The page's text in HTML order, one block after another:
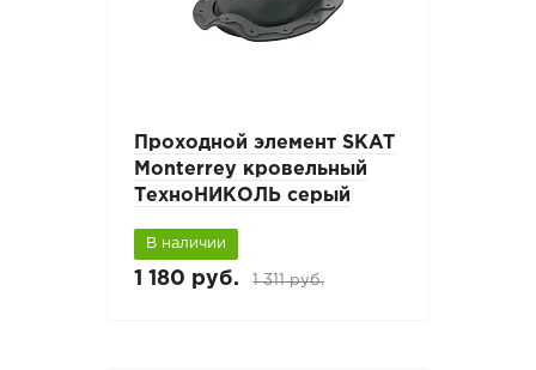
Проходной элемент SKAT
Monterrey кровельный
ТехноНИКОЛЬ серый
В наличии
1 180 руб. 1 311 руб.